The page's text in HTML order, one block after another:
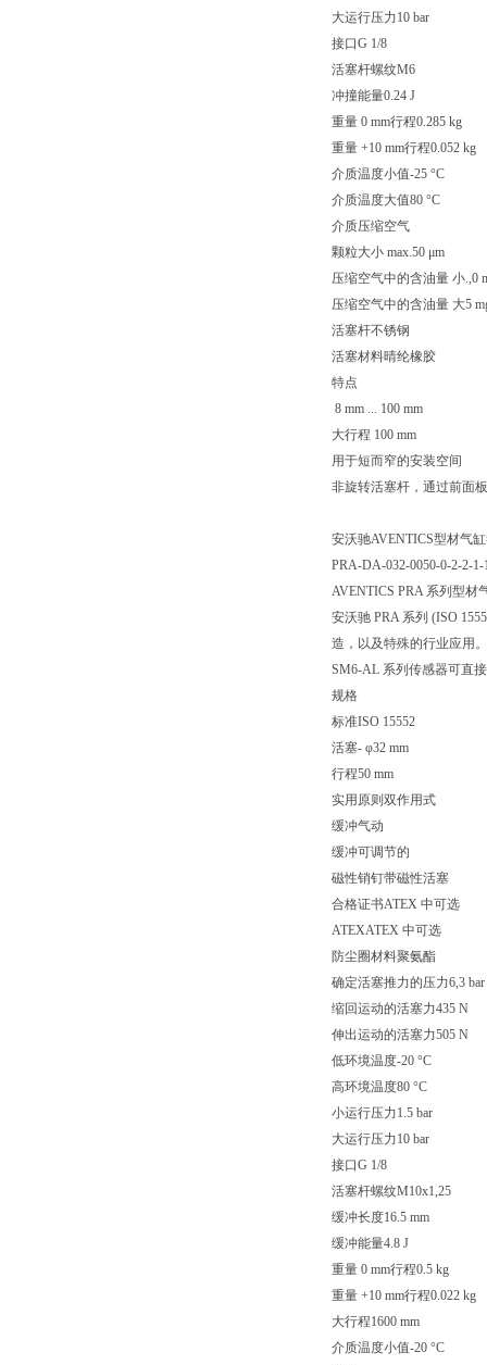
大运行压力10 bar
接口G 1/8
活塞杆螺纹M6
冲撞能量0.24 J
重量 0 mm行程0.285 kg
重量 +10 mm行程0.052 kg
介质温度小值-25 °C
介质温度大值80 °C
介质压缩空气
颗粒大小 max.50 μm
压缩空气中的含油量 小.,0
压缩空气中的含油量 大5
活塞杆不锈钢
活塞材料晴纶橡胶
特点
8 mm ... 100 mm
大行程 100 mm
用于短而窄的安装空间
非旋转活塞杆，通过前面
安沃驰AVENTICS型材气
PRA-DA-032-0050-0-2-2-
AVENTICS PRA 系列型材
安沃驰 PRA 系列 (ISO
造，以及特殊的行业应用。
SM6-AL 系列传感器可直
规格
标准ISO 15552
活塞- φ32 mm
行程50 mm
实用原则双作用式
缓冲气动
缓冲可调节的
磁性销钉带磁性活塞
合格证书ATEX 中可选
ATEXATEX 中可选
防尘圈材料聚氨酯
确定活塞推力的压力6,3 bar
缩回运动的活塞力435 N
伸出运动的活塞力505 N
低环境温度-20 °C
高环境温度80 °C
小运行压力1.5 bar
大运行压力10 bar
接口G 1/8
活塞杆螺纹M10x1,25
缓冲长度16.5 mm
缓冲能量4.8 J
重量 0 mm行程0.5 kg
重量 +10 mm行程0.022 kg
大行程1600 mm
介质温度小值-20 °C